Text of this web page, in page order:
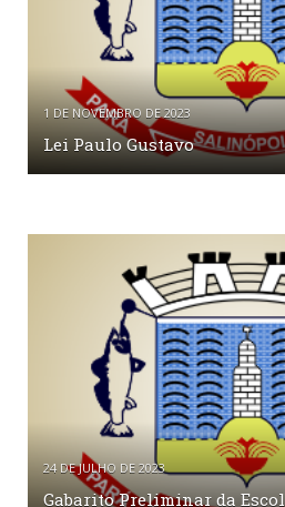
1 DE NOVEMBRO DE 2023
Lei Paulo Gustavo
24 DE JULHO DE 2023
Gabarito Preliminar da